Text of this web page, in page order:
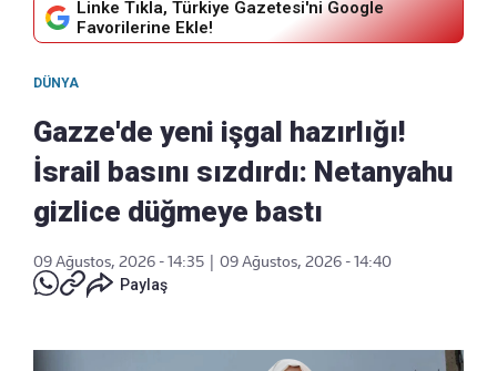
Linke Tıkla, Türkiye Gazetesi'ni Google
Favorilerine Ekle!
DÜNYA
Gazze'de yeni işgal hazırlığı!
İsrail basını sızdırdı: Netanyahu
gizlice düğmeye bastı
09 Ağustos, 2026 - 14:35
09 Ağustos, 2026 - 14:40
Paylaş